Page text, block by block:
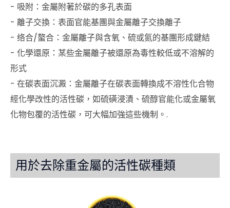
- 吸附：金屬附著於碳的多孔表面
- 離子交換：表面官能基團與金屬離子交換離子
- 络合/螯合：金屬離子與含氧、硫或氮的基團形成鍵結
- 化學還原：某些金屬離子被還原為毒性較低或不溶解的
形式
- 在碳表面沉澱：金屬離子在碳表面轉換成不溶性化合物
經化學改性的活性碳，如硫磺浸漬、硫醇官能化或金屬氧
化物包覆的活性碳，可大幅加強這些機制。.
用於去除重金屬的活性碳種類